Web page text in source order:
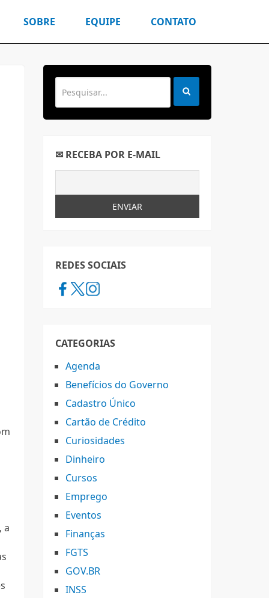
SOBRE EQUIPE CONTATO
a
✉ RECEBA POR E-MAIL
REDES SOCIAIS
CATEGORIAS
Agenda
Benefícios do Governo
Cadastro Único
Cartão de Crédito
Curiosidades
Dinheiro
Cursos
Emprego
Eventos
Finanças
FGTS
GOV.BR
INSS